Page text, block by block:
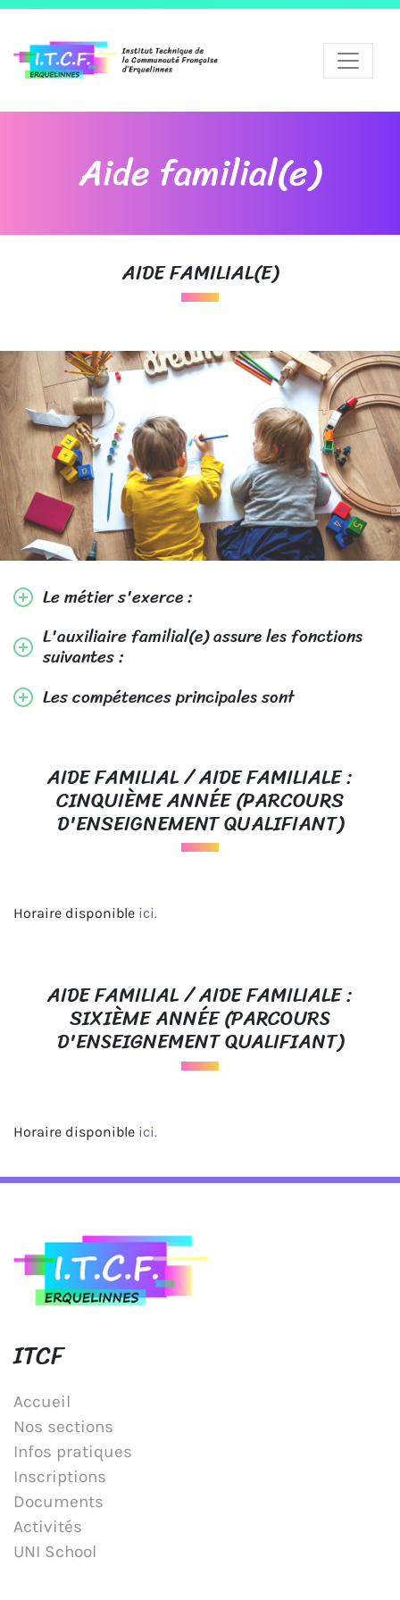
Aide familial(e)
AIDE FAMILIAL(E)
Le métier s'exerce :
L'auxiliaire familial(e) assure les fonctions
suivantes :
Les compétences principales sont
AIDE FAMILIAL / AIDE FAMILIALE :
CINQUIÈME ANNÉE (PARCOURS
D'ENSEIGNEMENT QUALIFIANT)
Horaire disponible ici.
AIDE FAMILIAL / AIDE FAMILIALE :
SIXIÈME ANNÉE (PARCOURS
D'ENSEIGNEMENT QUALIFIANT)
Horaire disponible ici.
ITCF
Accueil
Nos sections
Infos pratiques
Inscriptions
Documents
Activités
UNI School